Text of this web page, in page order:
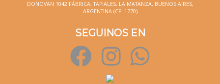
DONOVAN 1042 FÁBRICA, TAPIALES, LA MATANZA, BUENOS AIRES,
ARGENTINA (CP: 1770)
SEGUINOS EN